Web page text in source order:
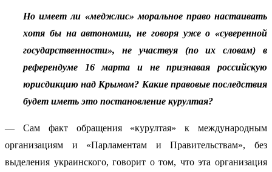
Но имеет ли «меджлис» моральное право настаивать
хотя бы на автономии, не говоря уже о «суверенной
государственности», не участвуя (по их словам) в
референдуме 16 марта и не признавая российскую
юрисдикцию над Крымом? Какие правовые последствия
будет иметь это постановление курултая?
— Сам факт обращения «курултая» к международным
организациям и «Парламентам и Правительствам», без
выделения украинского, говорит о том, что эта организация